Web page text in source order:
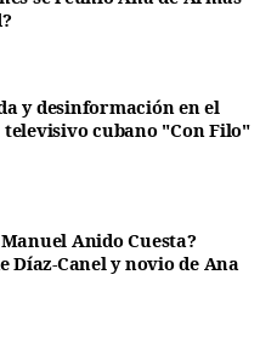
y desinformación en el
cubano "Con Filo"
Anido Cuesta?
Díaz-Canel y novio de Ana